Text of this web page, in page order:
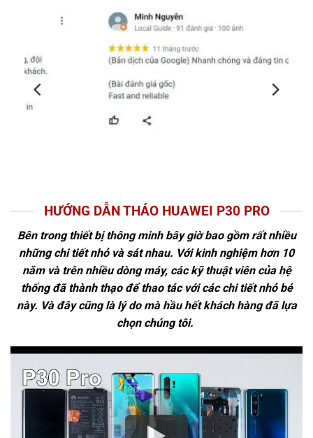
HƯỚNG DẪN THÁO HUAWEI P30 PRO
Bên trong thiết bị thông minh bây giờ bao gồm rất nhiều
những chi tiết nhỏ và sát nhau. Với kinh nghiệm hơn 10
năm và trên nhiều dòng máy, các kỹ thuật viên của hệ
thống đã thành thạo để thao tác với các chi tiết nhỏ bé
này. Và đây cũng là lý do mà hầu hết khách hàng đã lựa
chọn chúng tôi.